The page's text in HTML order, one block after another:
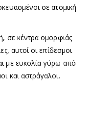
σε ατομική
σε κέντρα ομορφιάς
αυτοί οι επίδεσμοι
με ευκολία γύρω από
και αστράγαλοι.